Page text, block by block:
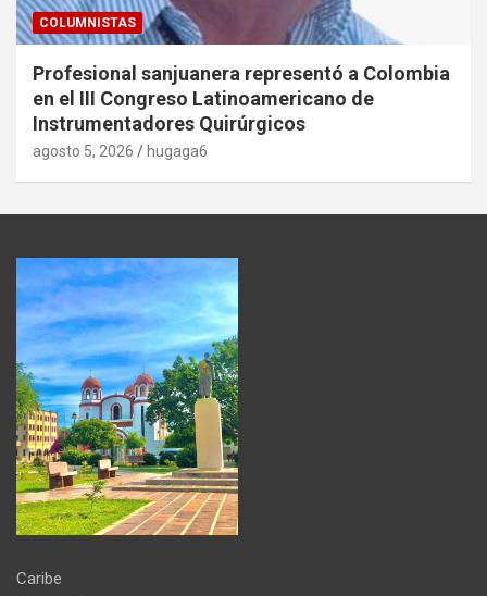
COLUMNISTAS
Profesional sanjuanera representó a Colombia
en el III Congreso Latinoamericano de
Instrumentadores Quirúrgicos
agosto 5, 2026 hugaga6
Caribe